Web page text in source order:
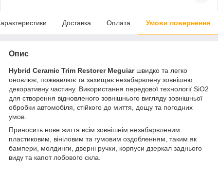
Доставка Оплата Умови повернення
Опис
Hybrid Ceramic Trim Restorer Meguiarшвидко та легко
оновлює, пожвавлює та захищає незабарвлену зовнішню
декоративну частину. Використання передової технології SiO2
для створення відновленого зовнішнього вигляду зовнішньої
обробки автомобіля, стійкого до миття, дощу та погодних
умов.
Приносить нове життя всім зовнішнім незабарвленим
пластиковим, вініловим та гумовим оздобленням, таким як
бампери, молдинги, дверні ручки, корпуси дзеркал заднього
виду та капот лобового скла.